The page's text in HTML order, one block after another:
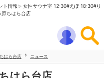
情報✨️ 女性サウナ室 12:30#えぽ 18:30#り
ちはら台店
はら台店 ニュース